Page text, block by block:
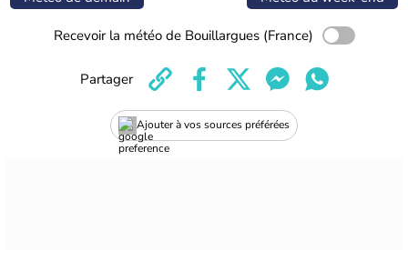
Recevoir la météo de Bouillargues (France)
Ajouter à vos sources préférées
Partager